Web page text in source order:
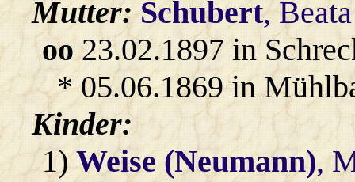
Mutter:Schubert, Beata
oo23.02.1897 in
* 05.06.1869 in
Kinder:
1)Weise (Neumann),